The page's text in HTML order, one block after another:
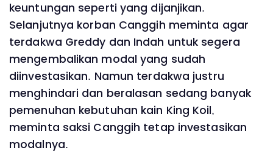
keuntungan seperti yang dijanjikan.
Selanjutnya korban Canggih meminta agar
terdakwa Greddy dan Indah untuk segera
mengembalikan modal yang sudah
diinvestasikan. Namun terdakwa justru
menghindari dan beralasan sedang banyak
pemenuhan kebutuhan kain King Koil,
meminta saksi Canggih tetap investasikan
modalnya.